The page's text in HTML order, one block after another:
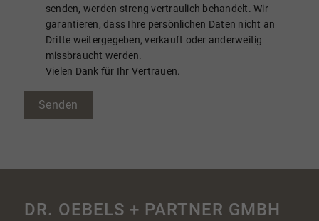
senden, werden streng vertraulich behandelt. Wir
garantieren, dass Ihre persönlichen Daten nicht an
Dritte weitergegeben, verkauft oder anderweitig
missbraucht werden.
Vielen Dank für Ihr Vertrauen.
Senden
DR. OEBELS + PARTNER GMBH